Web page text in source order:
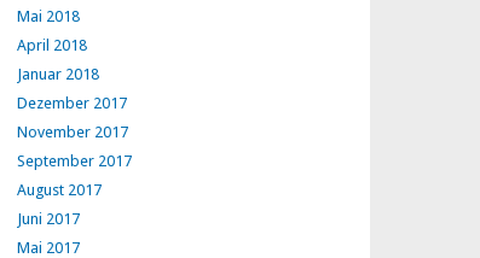
Mai 2018
April 2018
Januar 2018
Dezember 2017
November 2017
September 2017
August 2017
Juni 2017
Mai 2017